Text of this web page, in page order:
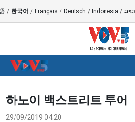
/ 한국어 / Français / Deutsch / Indonesia / ລາວ
하노이 백스트리트 투어
29/09/2019 04:20